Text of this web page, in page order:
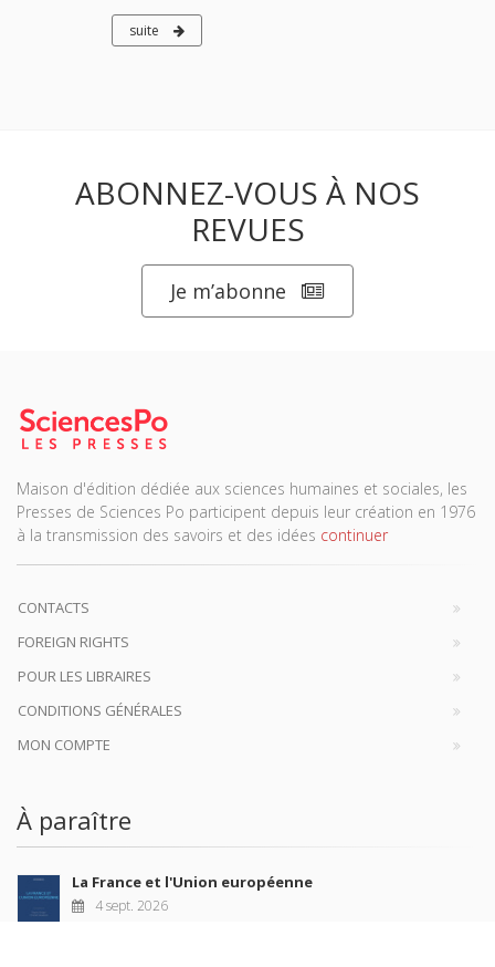
suite
ABONNEZ-VOUS À NOS
REVUES
Je m’abonne
Maison d'édition dédiée aux sciences humaines et sociales, les
Presses de Sciences Po participent depuis leur création en 1976
à la transmission des savoirs et des idées continuer
CONTACTS
FOREIGN RIGHTS
POUR LES LIBRAIRES
CONDITIONS GÉNÉRALES
MON COMPTE
À paraître
La France et l'Union européenne
4 sept. 2026